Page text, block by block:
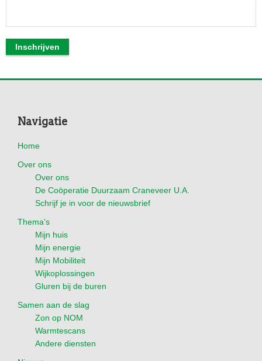
Footer
Navigatie
Home
Over ons
Over ons
De Coöperatie Duurzaam Craneveer U.A.
Schrijf je in voor de nieuwsbrief
Thema’s
Mijn huis
Mijn energie
Mijn Mobiliteit
Wijkoplossingen
Gluren bij de buren
Samen aan de slag
Zon op NOM
Warmtescans
Andere diensten